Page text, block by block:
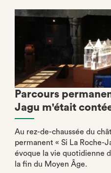
Parcours
Jagu m'était
Au rez-de-chaussée du
permanent « Si La Roche-
évoque la vie quotidienne
la fin du Moyen Âge.